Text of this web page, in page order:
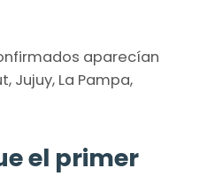
aparecían
Jujuy, La Pampa,
el primer